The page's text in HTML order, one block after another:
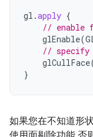
gl .apply {
// enable
glEnable(
// specify
glCullFace
}
如果您在不知道形